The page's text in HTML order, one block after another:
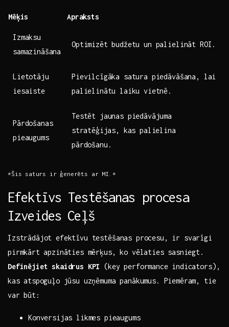
Mēķis Apraksts
Izmaksu
samazināšana
Optimizēt budžetu un palielināt‌ ROI.
Lietotāju
iesaiste
Pievilcīgāka satura piedāvāšana, lai
palielinātu laiku vietnē.
Pārdošanas
pieaugums
Testēt jaunas piedāvājuma
⁣stratēģijas, kas palielina
pārdošanu.
*Šis ⁣saturs⁣ ir ģenerēts ar MI.*
Efektīvs Testēšanas procesa
Izveides⁢ Ceļš
Izstrādājot efektīvu testēšanas procesu, ir svarīgi
pirmkārt ⁤apzināties mērķus, ko vēlaties⁤ sasniegt.
Definējiet skaidrus ‌KPI (key​ performance ⁣indicators),
⁣kas atspoguļo​ jūsu uzņēmuma ‌panākumus. Piemēram, tie
‍var būt:‍
Konversijas likmes pieaugums